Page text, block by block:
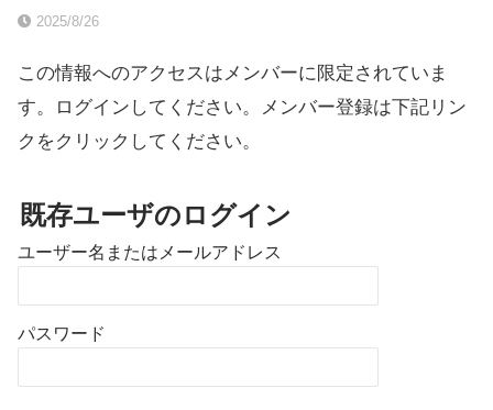
2025/8/26
この情報へのアクセスはメンバーに限定されていま
す。ログインしてください。メンバー登録は下記リン
クをクリックしてください。
既存ユーザのログイン
ユーザー名またはメールアドレス
パスワード